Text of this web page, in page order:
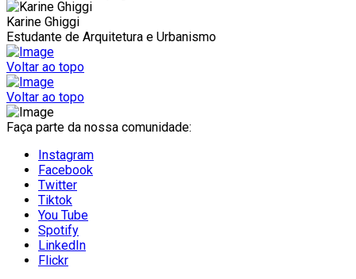
Karine Ghiggi
Estudante de Arquitetura e Urbanismo
Voltar ao topo
Voltar ao topo
Faça parte da nossa comunidade:
Instagram
Facebook
Twitter
Tiktok
You Tube
Spotify
LinkedIn
Flickr